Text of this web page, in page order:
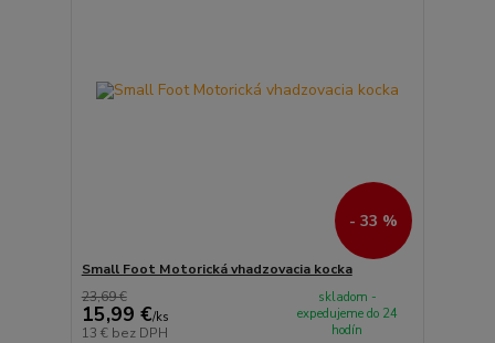
- 33 %
Small Foot Motorická vhadzovacia kocka
23,69 €
15,99 €/ks
13 € bez DPH
skladom -
expedujeme do 24
hodín